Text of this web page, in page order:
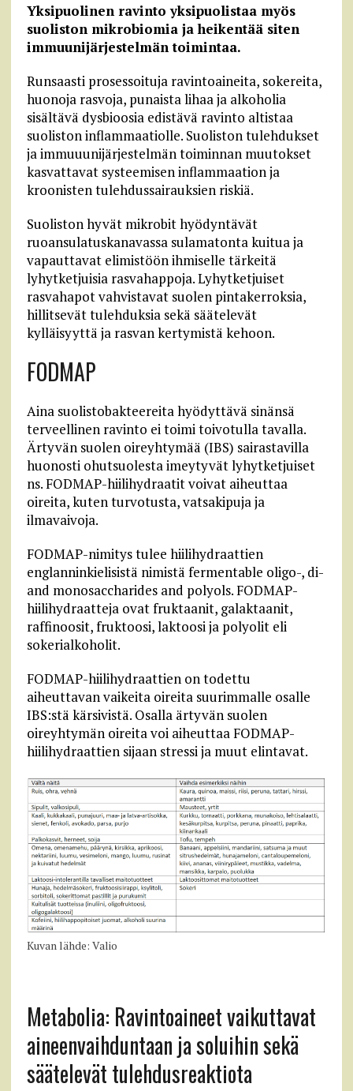
Yksipuolinen ravinto yksipuolistaa myös
suoliston mikrobiomia ja heikentää siten
immuunijärjestelmän toimintaa.
Runsaasti prosessoituja ravintoaineita, sokereita,
huonoja rasvoja, punaista lihaa ja alkoholia
sisältävä dysbioosia edistävä ravinto altistaa
suoliston inflammaatiolle. Suoliston tulehdukset
ja immuuunijärjestelmän toiminnan muutokset
kasvattavat systeemisen inflammaation ja
kroonisten tulehdussairauksien riskiä.
Suoliston hyvät mikrobit hyödyntävät
ruoansulatuskanavassa sulamatonta kuitua ja
vapauttavat elimistöön ihmiselle tärkeitä
lyhytketjuisia rasvahappoja. Lyhytketjuiset
rasvahapot vahvistavat suolen pintakerroksia,
hillitsevät tulehduksia sekä säätelevät
kylläisyyttä ja rasvan kertymistä kehoon.
FODMAP
Aina suolistobakteereita hyödyttävä sinänsä
terveellinen ravinto ei toimi toivotulla tavalla.
Ärtyvän suolen oireyhtymää (IBS) sairastavilla
huonosti ohutsuolesta imeytyvät lyhytketjuiset
ns. FODMAP-hiilihydraatit voivat aiheuttaa
oireita, kuten turvotusta, vatsakipuja ja
ilmavaivoja.
FODMAP-nimitys tulee hiilihydraattien
englanninkielisistä nimistä fermentable oligo-, di-
and monosaccharides and polyols. FODMAP-
hiilihydraatteja ovat fruktaanit, galaktaanit,
raffinoosit, fruktoosi, laktoosi ja polyolit eli
sokerialkoholit.
FODMAP-hiilihydraattien on todettu
aiheuttavan vaikeita oireita suurimmalle osalle
IBS:stä kärsivistä. Osalla ärtyvän suolen
oireyhtymän oireita voi aiheuttaa FODMAP-
hiilihydraattien sijaan stressi ja muut elintavat.
Kuvan lähde: Valio
Metabolia: Ravintoaineet vaikuttavat
aineenvaihduntaan ja soluihin sekä
säätelevät tulehdusreaktiota